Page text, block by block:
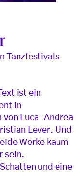
Tanzfestivals
ist ein
in
von Luca-Andrea
Lever. Und
Werke kaum
sein.
und eine